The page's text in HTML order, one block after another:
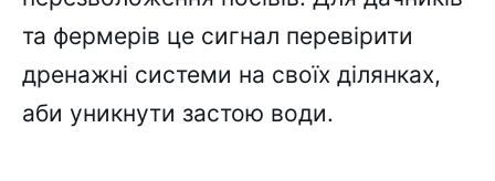
та фермерів це сигнал перевірити
дренажні системи на своїх ділянках,
аби уникнути застою води.